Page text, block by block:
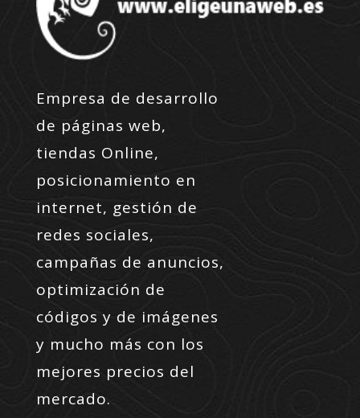
Empresa de desarrollo
de páginas web,
tiendas Online,
posicionamiento en
internet, gestión de
redes sociales,
campañas de anuncios,
optimización de
códigos y de imágenes
y mucho más con los
mejores precios del
mercado.